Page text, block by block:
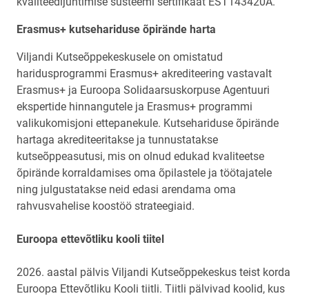
Erasmus+ kutsehariduse õpirände harta
Viljandi Kutseõppekeskusele on omistatud
haridusprogrammi Erasmus+ akrediteering vastavalt
Erasmus+ ja Euroopa Solidaarsuskorpuse Agentuuri
ekspertide hinnangutele ja Erasmus+ programmi
valikukomisjoni ettepanekule. Kutsehariduse õpirände
hartaga akrediteeritakse ja tunnustatakse
kutseõppeasutusi, mis on olnud edukad kvaliteetse
õpirände korraldamises oma õpilastele ja töötajatele
ning julgustatakse neid edasi arendama oma
rahvusvahelise koostöö strateegiaid.
Euroopa ettevõtliku kooli tiitel
2026. aastal pälvis Viljandi Kutseõppekeskus teist korda
Euroopa Ettevõtliku Kooli tiitli. Tiitli pälvivad koolid, kus